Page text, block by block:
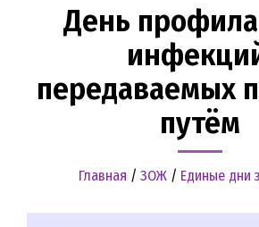
День
передаваемых
путём
Главная / ЗОЖ/ Единые дни